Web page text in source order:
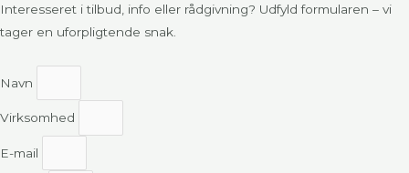
Interesseret i tilbud, info eller rådgivning? Udfyld formularen – vi
tager en uforpligtende snak.
Navn
Virksomhed
E-mail